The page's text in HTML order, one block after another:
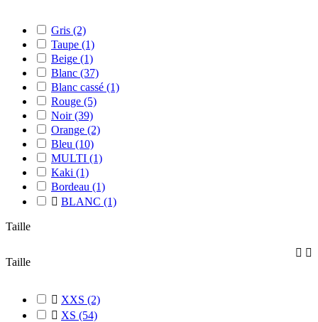
Gris (2)
Taupe (1)
Beige (1)
Blanc (37)
Blanc cassé (1)
Rouge (5)
Noir(39)
Orange (2)
Bleu (10)
MULTI (1)
Kaki (1)
Bordeau (1)
 BLANC (1)
Taille
Taille
 
 XXS (2)
 XS (54)